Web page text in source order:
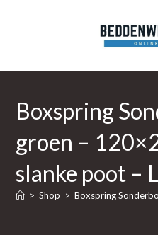
Boxspring
groen –
slanke poot –
> Shop > Boxspring